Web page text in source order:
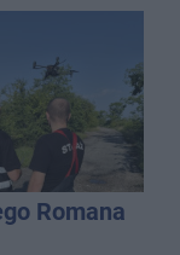
Romana